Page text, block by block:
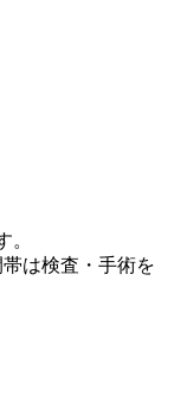
。
帯は検査・手術を